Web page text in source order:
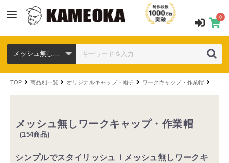
0
TOP 商品別一覧 オリジナルキャップ・帽子 ワークキャップ・作業帽
メッシュ無しワークキャップ・作業帽
(154商品)
シンプルでスタイリッシュ！メッシュ無しワークキ